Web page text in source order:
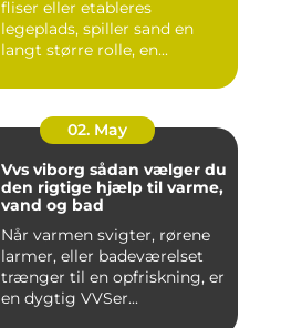
fliser eller etableres
legeplads, spiller sand en
langt større rolle, en...
02. May
Vvs viborg sådan vælger du
den rigtige hjælp til varme,
vand og bad
Når varmen svigter, rørene
larmer, eller badeværelset
trænger til en opfriskning, er
en dygtig VVSer...